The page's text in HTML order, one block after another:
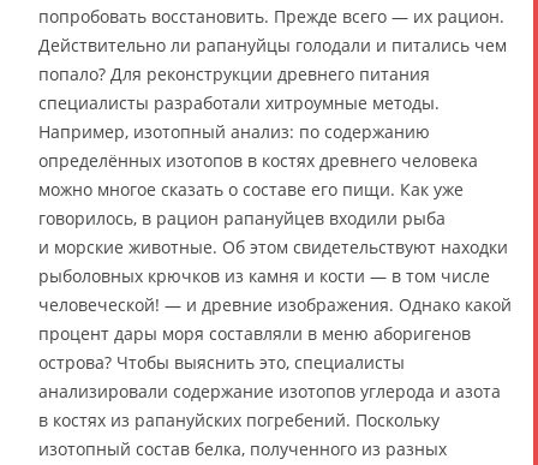
попробовать восстановить. Прежде всего — их рацион.
Действительно ли рапануйцы голодали и питались чем
попало? Для реконструкции древнего питания
специалисты разработали хитроумные методы.
Например, изотопный анализ: по содержанию
определённых изотопов в костях древнего человека
можно многое сказать о составе его пищи. Как уже
говорилось, в рацион рапануйцев входили рыба
и морские животные. Об этом свидетельствуют находки
рыболовных крючков из камня и кости — в том числе
человеческой! — и древние изображения. Однако какой
процент дары моря составляли в меню аборигенов
острова? Чтобы выяснить это, специалисты
анализировали содержание изотопов углерода и азота
в костях из рапануйских погребений. Поскольку
изотопный состав белка, полученного из разных